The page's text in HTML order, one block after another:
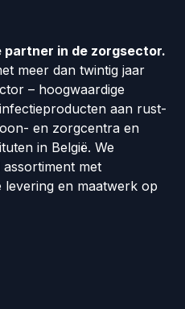
in de zorgsector.
meer dan twintig jaar
– hoogwaardige
aan rust-
en zorgcentra en
in België. We
met
levering en maatwerk op